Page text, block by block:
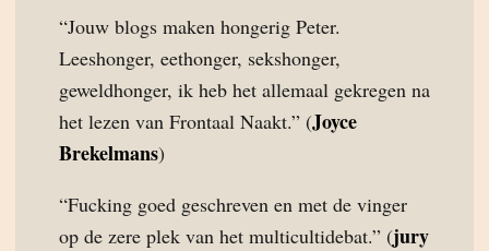
“Jouw blogs maken hongerig Peter.
Leeshonger, eethonger, sekshonger,
geweldhonger, ik heb het allemaal gekregen na
het lezen van Frontaal Naakt.” (Joyce
Brekelmans)
“Fucking goed geschreven en met de vinger
op de zere plek van het multicultidebat.” (jury